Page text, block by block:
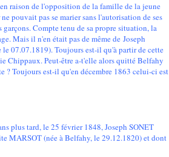
raison de l'opposition de la famille de la jeune
pouvait pas se marier sans l'autorisation de ses
Compte tenu de sa propre situation, la
Mais il n'en était pas de même de Joseph
07.07.1819). Toujours est-il qu'à partir de cette
Chippaux. Peut-être a-t'elle alors quitté Belfahy
? Toujours est-il qu'en décembre 1863 celui-ci est
plus tard, le 25 février 1848, Joseph SONET
MARSOT (née à Belfahy, le 29.12.1820) et dont